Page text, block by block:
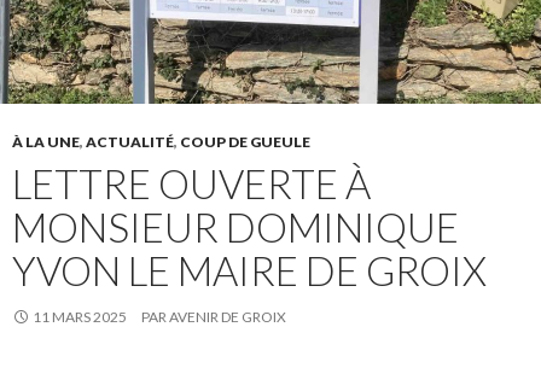
À LA UNE, ACTUALITÉ, COUP DE GUEULE
LETTRE OUVERTE À
MONSIEUR DOMINIQUE
YVON LE MAIRE DE GROIX
11 MARS 2025 PARAVENIR DE GROIX